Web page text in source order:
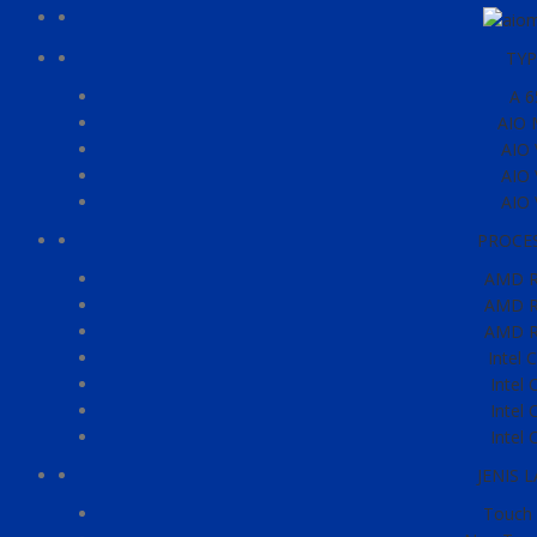
A
AIO
AIO
AIO
AIO
AMD
AMD
AMD
Intel
Intel
Intel
Intel
JENIS
Touch